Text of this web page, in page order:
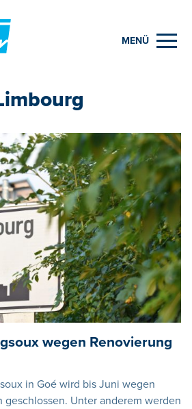
MENÜ
wegen Renovierung
in Goé wird bis Juni wegen
geschlossen. Unter anderem werden